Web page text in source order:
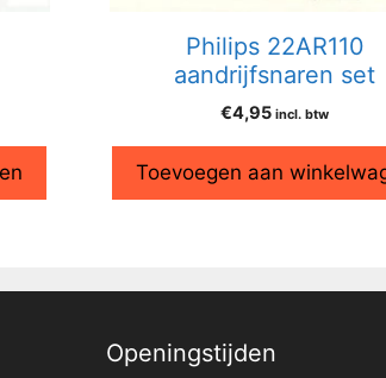
Philips 22AR110
aandrijfsnaren set
€4,95 incl. btw
Toevoegen aan
Openingstijden